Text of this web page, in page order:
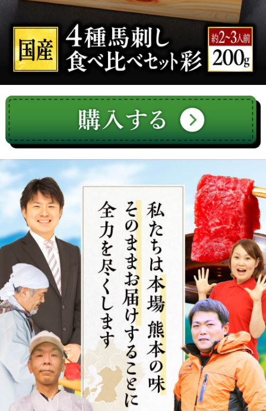
kazultupe 購入者
投稿日
2025/07/14
今回は7月10日と11日に注文した所11日に注文した
のが13日にもう受け取りました。余りにも早く届
いたので喜んで商品は受け取ったその夜に家族で
全部食べさせて貰いました相変わらず美味しかっ
たです。次に来るのを待っています。
らい 購入者
投稿日
2025/06/16
誕生日会の時にみんなで食べました。コリコリし
て美味しいと好評でした。
レモン味のポテチ 購入者
非公開
投稿日
2025/01/21
いろんな種類の馬刺しを食べてみたい時は迷わず
これにします。馬刺しマニア(そんなマニアがいる
なんて😆)を
自称する友人と食べましたら、友人がこれにハマ
ってしまいました。